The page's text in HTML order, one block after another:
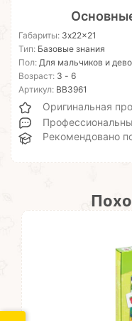
Габариты: 3x22x21
Тип: Базовые знания
Пол: Для мальчиков и
Возраст: 3 - 6
Артикул: ВВ3961
Оригинальная
Рекомендовано